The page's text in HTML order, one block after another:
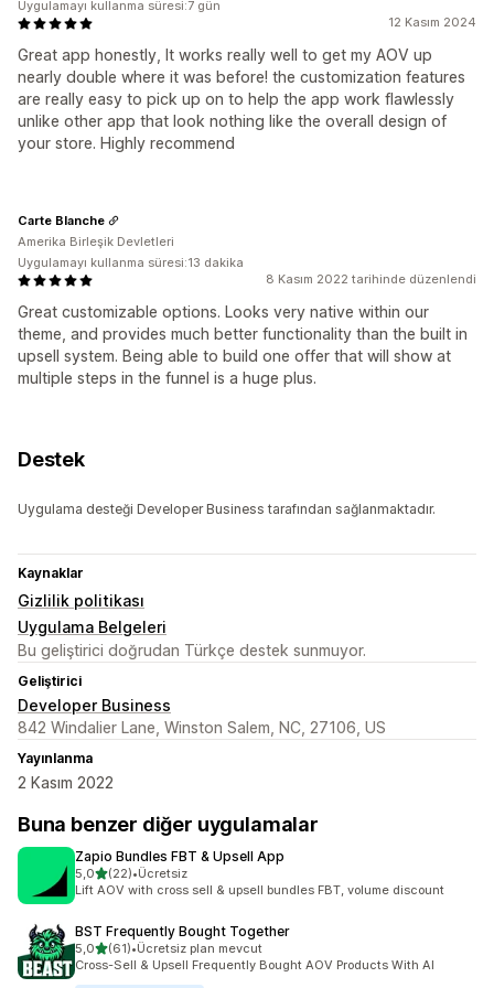
12 Kasım 2024
Great app honestly, It works really well to get my AOV up
nearly double where it was before! the customization features
are really easy to pick up on to help the app work flawlessly
unlike other app that look nothing like the overall design of
your store. Highly recommend
Uygulamayı kullanma süresi:7 gün
8 Kasım 2022 tarihinde düzenlendi
Great customizable options. Looks very native within our
theme, and provides much better functionality than the built in
upsell system. Being able to build one offer that will show at
multiple steps in the funnel is a huge plus.
Carte Blanche
Amerika Birleşik Devletleri
Uygulamayı kullanma süresi:13 dakika
Destek
Uygulama desteği Developer Business tarafından sağlanmaktadır.
Kaynaklar
Gizlilik politikası
Uygulama Belgeleri
Bu geliştirici doğrudan Türkçe destek sunmuyor.
Geliştirici
Developer Business
842 Windalier Lane, Winston Salem, NC, 27106, US
Yayınlanma
2 Kasım 2022
Buna benzer diğer uygulamalar
Zapio Bundles FBT & Upsell App
5,05 yıldız üzerinden
(22)
toplam 22 değerlendirme
•Ücretsiz
Lift AOV with cross sell & upsell bundles FBT, volume discount
BST Frequently Bought Together
5,05 yıldız üzerinden
(61)
toplam 61 değerlendirme
•Ücretsiz plan mevcut
Cross-Sell & Upsell Frequently Bought AOV Products With AI